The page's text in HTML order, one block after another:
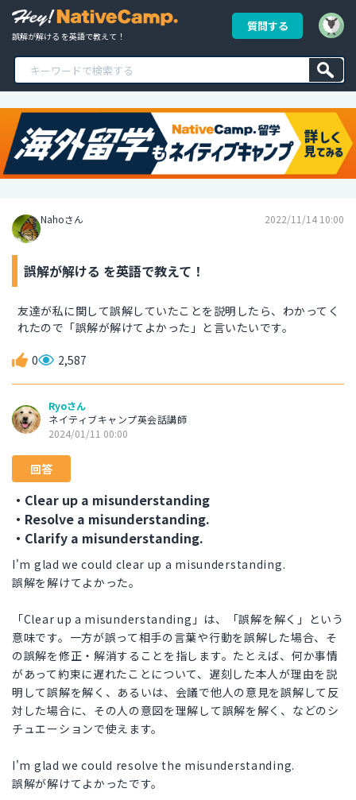
誤解が解ける を英語で教えて！
質問する
Nahoさん 2022/11/14 10:00
誤解が解ける を英語で教えて！
友達が私に関して誤解していたことを説明したら、わかってく
れたので「誤解が解けてよかった」と言いたいです。
0 2,587
Ryoさん
ネイティブキャンプ英会話講師
2024/01/11 00:00
回答
・Clear up a misunderstanding
・Resolve a misunderstanding.
・Clarify a misunderstanding.
I'm glad we could clear up a misunderstanding.
誤解を解けてよかった。
「Clear up a misunderstanding」は、「誤解を解く」という
意味です。一方が誤って相手の言葉や行動を誤解した場合、そ
の誤解を修正・解消することを指します。たとえば、何か事情
があって約束に遅れたことについて、遅刻した本人が理由を説
明して誤解を解く、あるいは、会議で他人の意見を誤解して反
対した場合に、その人の意図を理解して誤解を解く、などのシ
チュエーションで使えます。
I'm glad we could resolve the misunderstanding.
誤解が解けてよかったです。